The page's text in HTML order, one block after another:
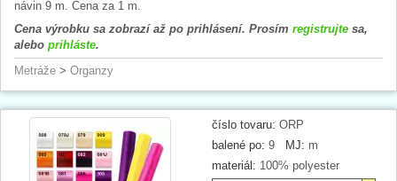
návin 9 m. Cena za 1 m.
Cena výrobku sa zobrazí až po prihlásení. Prosím registrujte sa,
alebo prihláste.
Metráže > Organzy
číslo tovaru: ORP
balené po: 9 MJ: m
materiál: 100% polyester